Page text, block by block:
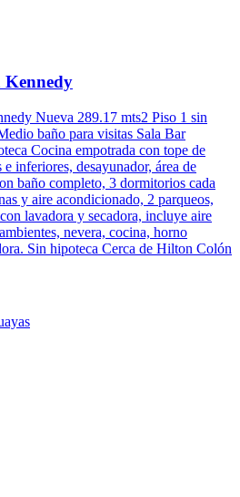
Kennedy
Nueva 289.17 mts2 Piso 1 sin
baño para visitas Sala Bar
Cocina empotrada con tope de
inferiores, desayunador, área de
baño completo, 3 dormitorios cada
y aire acondicionado, 2 parqueos,
lavadora y secadora, incluye aire
nevera, cocina, horno
Sin hipoteca Cerca de Hilton Colón